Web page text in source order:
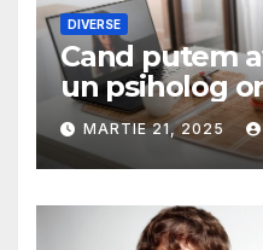
DIVERSE
Cand putem
un psiholog
MARTIE 21, 2025